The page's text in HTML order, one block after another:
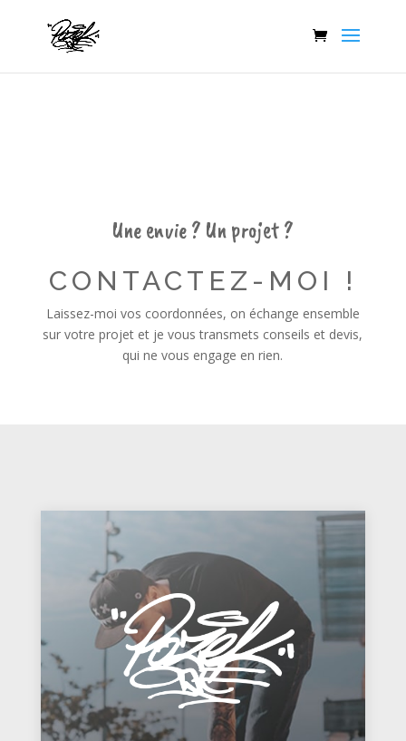
Une envie ? Un projet ?
CONTACTEZ-MOI !
Laissez-moi vos coordonnées, on échange ensemble
sur votre projet et je vous transmets conseils et devis,
qui ne vous engage en rien.